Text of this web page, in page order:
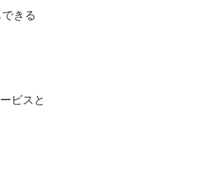
きる
ビスと